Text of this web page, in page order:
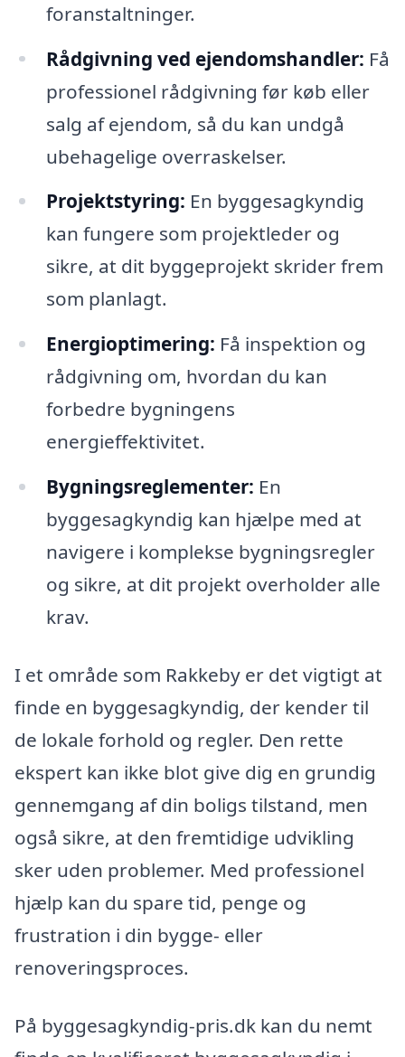
foranstaltninger.
Rådgivning ved ejendomshandler: Få
professionel rådgivning før køb eller
salg af ejendom, så du kan undgå
ubehagelige overraskelser.
Projektstyring: En byggesagkyndig
kan fungere som projektleder og
sikre, at dit byggeprojekt skrider frem
som planlagt.
Energioptimering: Få inspektion og
rådgivning om, hvordan du kan
forbedre bygningens
energieffektivitet.
Bygningsreglementer: En
byggesagkyndig kan hjælpe med at
navigere i komplekse bygningsregler
og sikre, at dit projekt overholder alle
krav.
I et område som Rakkeby er det vigtigt at
finde en byggesagkyndig, der kender til
de lokale forhold og regler. Den rette
ekspert kan ikke blot give dig en grundig
gennemgang af din boligs tilstand, men
også sikre, at den fremtidige udvikling
sker uden problemer. Med professionel
hjælp kan du spare tid, penge og
frustration i din bygge- eller
renoveringsproces.
På byggesagkyndig-pris.dk kan du nemt